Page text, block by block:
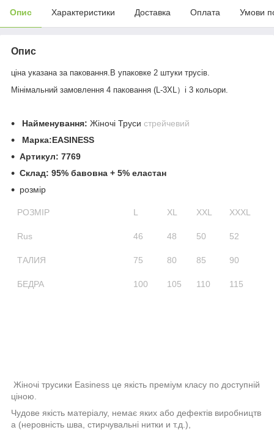
Опис Характеристики Доставка Оплата Умови
Опис
ціна указана за паковання.В упаковке 2 штуки трусів.
Мінімальний замовлення 4 паковання (L-3XL）і 3 кольори.
Найменування: Жіночі Труси стрейчевий
Маркa:EASINESS
Артикул: 7769
Склад: 95% бавовна + 5% еластан
розмір
РОЗМІР L XL XXL XXXL
Rus 46 48 50 52
ТАЛИЯ 75 80 85 90
БЕДРА 100 105 110 115
Жіночі трусики Easiness це якість преміум класу по доступній
ціною.
Чудове якість матеріалу, немає яких або дефектів виробництв
а (неровність шва, стирчувальні нитки и т.д.),